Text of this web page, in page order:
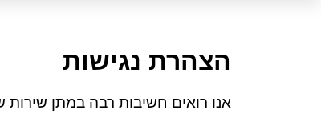
הצהרת נגישות
אנו רואים חשיבות רבה במתן שירות